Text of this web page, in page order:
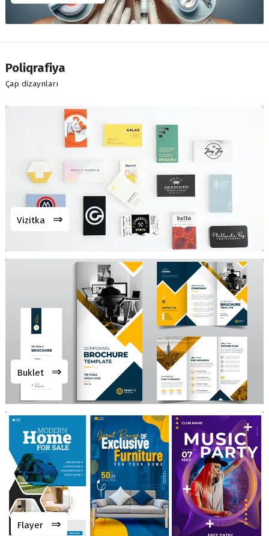
Poliqrafiya
Çap dizaynları
Vizitka ⇒
Buklet ⇒
Flayer ⇒